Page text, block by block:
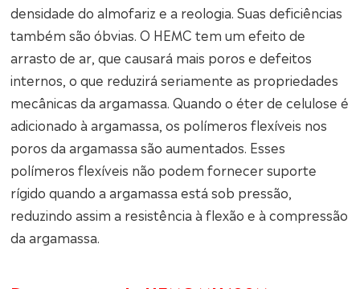
densidade do almofariz e a reologia. Suas deficiências
também são óbvias. O HEMC tem um efeito de
arrasto de ar, que causará mais poros e defeitos
internos, o que reduzirá seriamente as propriedades
mecânicas da argamassa. Quando o éter de celulose é
adicionado à argamassa, os polímeros flexíveis nos
poros da argamassa são aumentados. Esses
polímeros flexíveis não podem fornecer suporte
rígido quando a argamassa está sob pressão,
reduzindo assim a resistência à flexão e à compressão
da argamassa.